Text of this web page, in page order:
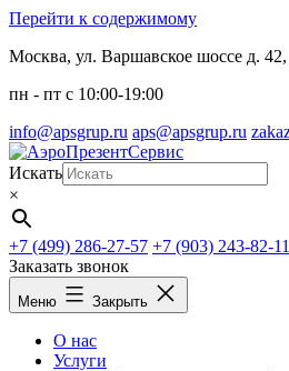
Перейти к содержимому
Москва, ул. Варшавское шоссе д.
пн - пт c 10:00-19:00
info@apsgrup.ru aps@apsgrup.ru
Искать
×
+7 (499) 286-27-57 +7 (903) 243-82-11
Заказать звонок
Меню Закрыть
О нас
Услуги